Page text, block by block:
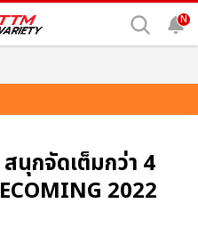
N
นุกจัดเต็มกว่า 4
2022